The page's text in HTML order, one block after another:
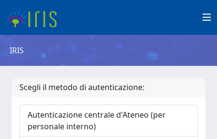
IRIS
Scegli il metodo di autenticazione:
Autenticazione centrale d'Ateneo (per
personale interno)